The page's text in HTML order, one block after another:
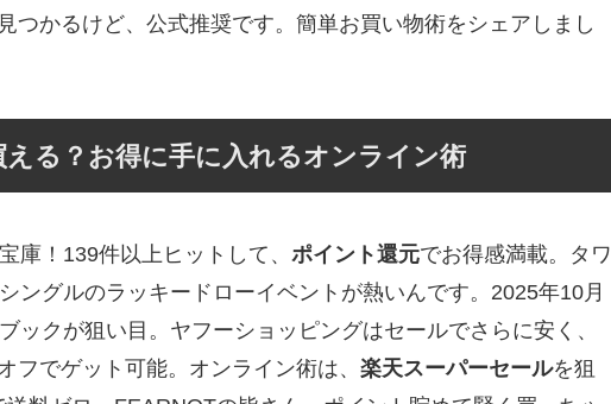
つかるけど、公式推奨です。簡単お買い物術をシェアしまし
る？お得に手に入れるオンライン術
庫！139件以上ヒットして、 ポイント還元でお得感満載。タワ
ングルのラッキードローイベントが熱いんです。2025年10月
ックが狙い目。ヤフーショッピングはセールでさらに安く、
フでゲット可能。オンライン術は、 楽天スーパーセールを狙